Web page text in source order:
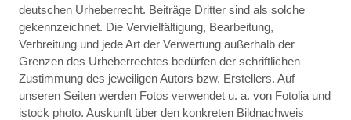
deutschen Urheberrecht. Beiträge Dritter sind als solche
gekennzeichnet. Die Vervielfältigung, Bearbeitung,
Verbreitung und jede Art der Verwertung außerhalb der
Grenzen des Urheberrechtes bedürfen der schriftlichen
Zustimmung des jeweiligen Autors bzw. Erstellers. Auf
unseren Seiten werden Fotos verwendet u. a. von Fotolia und
istock photo. Auskunft über den konkreten Bildnachweis